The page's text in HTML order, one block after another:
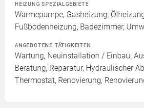
HEIZUNG SPEZIALGEBIETE
Wärmepumpe, Gasheizung,
Fußbodenheizung, Badezimmer,
ANGEBOTENE TÄTIGKEITEN
Wartung, Neuinstallation / Einbau,
Beratung, Reparatur, Hydraulischer
Thermostat, Renovierung,